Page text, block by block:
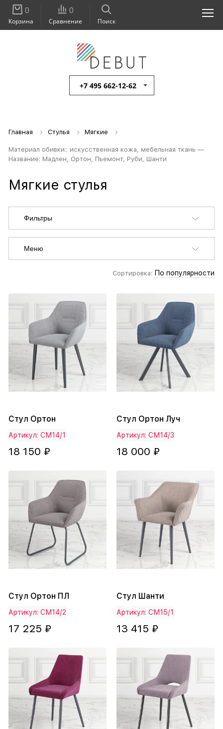
+7 495 662-12-62
Поиск
0
Сравнение
0
Корзина
Главная Стулья Мягкие
Материал обивки:: искусственная кожа, мебельная ткань —
Название: Мадлен, Ортон, Пьемонт, Руби, Шанти
Мягкие стулья
Фильтры
Меню
Сортировка: По популярности
Стул Ортон
Артикул: СМ14/1
18 150 ₽
Стул Ортон Луч
Артикул: СМ14/3
18 000 ₽
Стул Ортон ПЛ
Артикул: СМ14/2
17 225 ₽
Стул Шанти
Артикул: СМ15/1
13 415 ₽